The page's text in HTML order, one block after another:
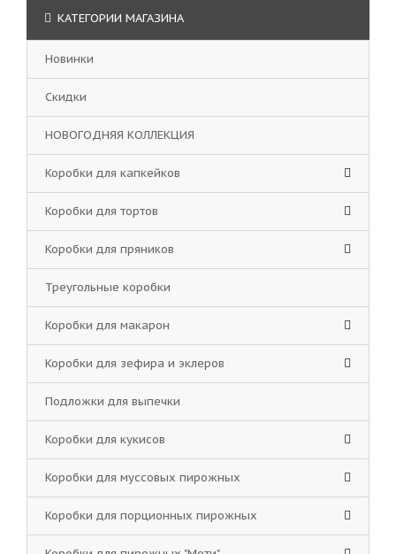
КАТЕГОРИИ МАГАЗИНА
Новинки
Скидки
НОВОГОДНЯЯ КОЛЛЕКЦИЯ
Коробки для капкейков
Коробки для тортов
Коробки для пряников
Треугольные коробки
Коробки для макарон
Коробки для зефира и эклеров
Подложки для выпечки
Коробки для кукисов
Коробки для муссовых пирожных
Коробки для порционных пирожных